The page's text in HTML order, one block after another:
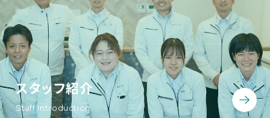
スタッフ紹介
Staff introduction